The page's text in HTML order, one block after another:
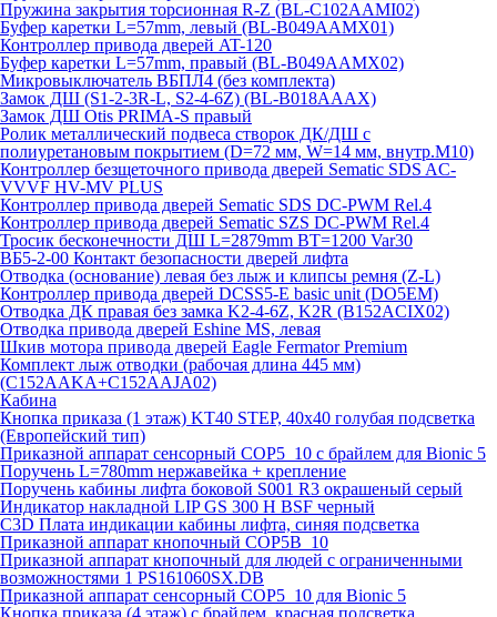
Пружина закрытия торсионная R-Z (BL-C102AAMI02)
Буфер каретки L=57mm, левый (BL-B049AAMX01)
Контроллер привода дверей AT-120
Буфер каретки L=57mm, правый (BL-B049AAMX02)
Микровыключатель ВБПЛ4 (без комплекта)
Замок ДШ (S1-2-3R-L, S2-4-6Z) (BL-B018AAAX)
Замок ДШ Otis PRIMA-S правый
Ролик металлический подвеса створок ДК/ДШ с
полиуретановым покрытием (D=72 мм, W=14 мм, внутр.М10)
Контроллер безщеточного привода дверей Sematiс SDS AC-
VVVF HV-MV PLUS
Контроллер привода дверей Sematic SDS DC-PWM Rel.4
Контроллер привода дверей Sematic SZS DC-PWM Rel.4
Тросик бесконечности ДШ L=2879mm BT=1200 Var30
ВБ5-2-00 Контакт безопасности дверей лифта
Отводка (основание) левая без лыж и клипсы ремня (Z-L)
Контроллер привода дверей DCSS5-E basic unit (DO5EM)
Отводка ДК правая без замка K2-4-6Z, K2R (B152ACIX02)
Отводка привода дверей Eshine MS, левая
Шкив мотора привода дверей Eagle Fermator Premium
Комплект лыж отводки (рабочая длина 445 мм)
(C152AAKA+C152AAJA02)
Кабина
Кнопка приказа (1 этаж) KT40 STEP, 40х40 голубая подсветка
(Европейский тип)
Приказной аппарат сенсорный COP5_10 с брайлем для Bionic 5
Поручень L=780mm нержавейка + крепление
Поручень кабины лифта боковой S001 R3 окрашеный серый
Индикатор накладной LIP GS 300 H BSF черный
C3D Плата индикации кабины лифта, синяя подсветка
Приказной аппарат кнопочный COP5B_10
Приказной аппарат кнопочный для людей с ограниченными
возможностями 1 PS161060SX.DB
Приказной аппарат сенсорный COP5_10 для Bionic 5
Кнопка приказа (4 этаж) с брайлем, красная подсветка